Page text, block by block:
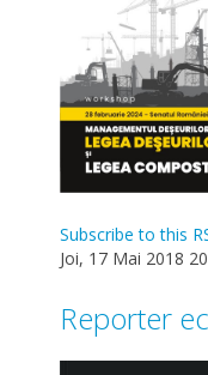
Subscribe to this
Joi, 17 Mai 2018
Reporter